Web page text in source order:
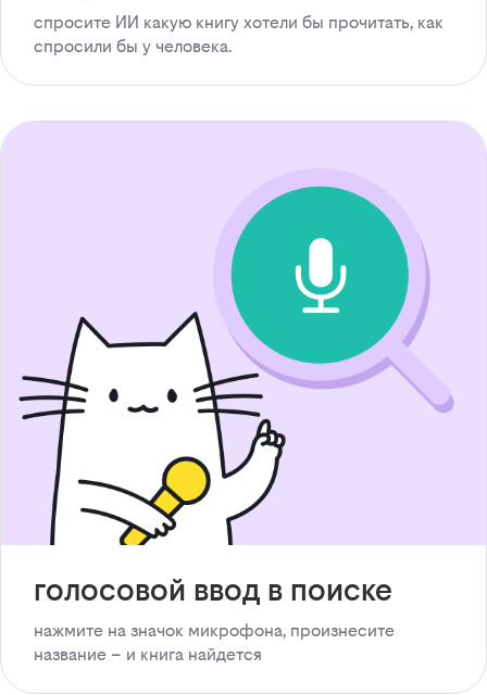
спросите ИИ какую книгу хотели бы прочитать, как
спросили бы у человека.
голосовой ввод в поиске
нажмите на значок микрофона, произнесите
название – и книга найдется